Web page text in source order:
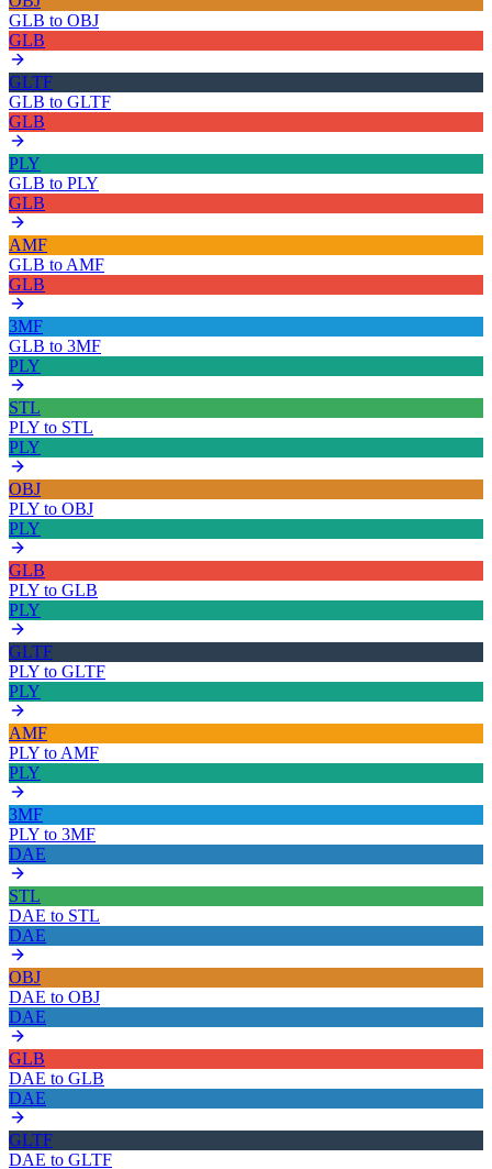
GLB to OBJ
GLB
GLTF
GLB to GLTF
GLB
PLY
GLB to PLY
GLB
AMF
GLB to AMF
GLB
3MF
GLB to 3MF
PLY
STL
PLY to STL
PLY
OBJ
PLY to OBJ
PLY
GLB
PLY to GLB
PLY
GLTF
PLY to GLTF
PLY
AMF
PLY to AMF
PLY
3MF
PLY to 3MF
DAE
STL
DAE to STL
DAE
OBJ
DAE to OBJ
DAE
GLB
DAE to GLB
DAE
GLTF
DAE to GLTF